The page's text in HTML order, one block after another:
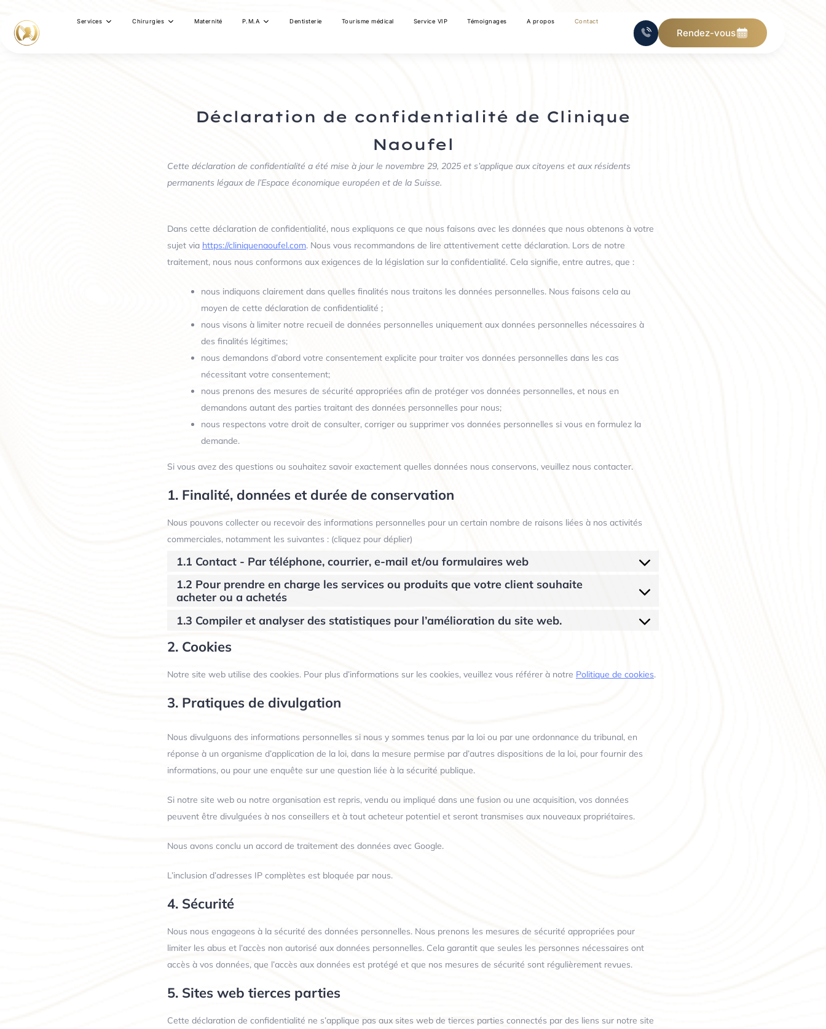
Services Chirurgies Maternité P.M.A Dentisterie Tourisme médical Service VIP Témoignages A propos Contact
Rendez-vous
Déclaration de confidentialité de Clinique
Naoufel
Cette déclaration de confidentialité a été mise à jour le novembre 29, 2025 et s’applique aux citoyens et aux résidents
permanents légaux de l’Espace économique européen et de la Suisse.
Dans cette déclaration de confidentialité, nous expliquons ce que nous faisons avec les données que nous obtenons à votre
sujet via https://cliniquenaoufel.com. Nous vous recommandons de lire attentivement cette déclaration. Lors de notre
traitement, nous nous conformons aux exigences de la législation sur la confidentialité. Cela signifie, entre autres, que :
nous indiquons clairement dans quelles finalités nous traitons les données personnelles. Nous faisons cela au
moyen de cette déclaration de confidentialité ;
nous visons à limiter notre recueil de données personnelles uniquement aux données personnelles nécessaires à
des finalités légitimes;
nous demandons d’abord votre consentement explicite pour traiter vos données personnelles dans les cas
nécessitant votre consentement;
nous prenons des mesures de sécurité appropriées afin de protéger vos données personnelles, et nous en
demandons autant des parties traitant des données personnelles pour nous;
nous respectons votre droit de consulter, corriger ou supprimer vos données personnelles si vous en formulez la
demande.
Si vous avez des questions ou souhaitez savoir exactement quelles données nous conservons, veuillez nous contacter.
1. Finalité, données et durée de conservation
Nous pouvons collecter ou recevoir des informations personnelles pour un certain nombre de raisons liées à nos activités
commerciales, notamment les suivantes : (cliquez pour déplier)
1.1 Contact - Par téléphone, courrier, e-mail et/ou formulaires web
1.2 Pour prendre en charge les services ou produits que votre client souhaite
acheter ou a achetés
1.3 Compiler et analyser des statistiques pour l’amélioration du site web.
2. Cookies
Notre site web utilise des cookies. Pour plus d’informations sur les cookies, veuillez vous référer à notre Politique de cookies.
3. Pratiques de divulgation
Nous divulguons des informations personnelles si nous y sommes tenus par la loi ou par une ordonnance du tribunal, en
réponse à un organisme d’application de la loi, dans la mesure permise par d’autres dispositions de la loi, pour fournir des
informations, ou pour une enquête sur une question liée à la sécurité publique.
Si notre site web ou notre organisation est repris, vendu ou impliqué dans une fusion ou une acquisition, vos données
peuvent être divulguées à nos conseillers et à tout acheteur potentiel et seront transmises aux nouveaux propriétaires.
Nous avons conclu un accord de traitement des données avec Google.
L’inclusion d’adresses IP complètes est bloquée par nous.
4. Sécurité
Nous nous engageons à la sécurité des données personnelles. Nous prenons les mesures de sécurité appropriées pour
limiter les abus et l’accès non autorisé aux données personnelles. Cela garantit que seules les personnes nécessaires ont
accès à vos données, que l’accès aux données est protégé et que nos mesures de sécurité sont régulièrement revues.
5. Sites web tierces parties
Cette déclaration de confidentialité ne s’applique pas aux sites web de tierces parties connectés par des liens sur notre site